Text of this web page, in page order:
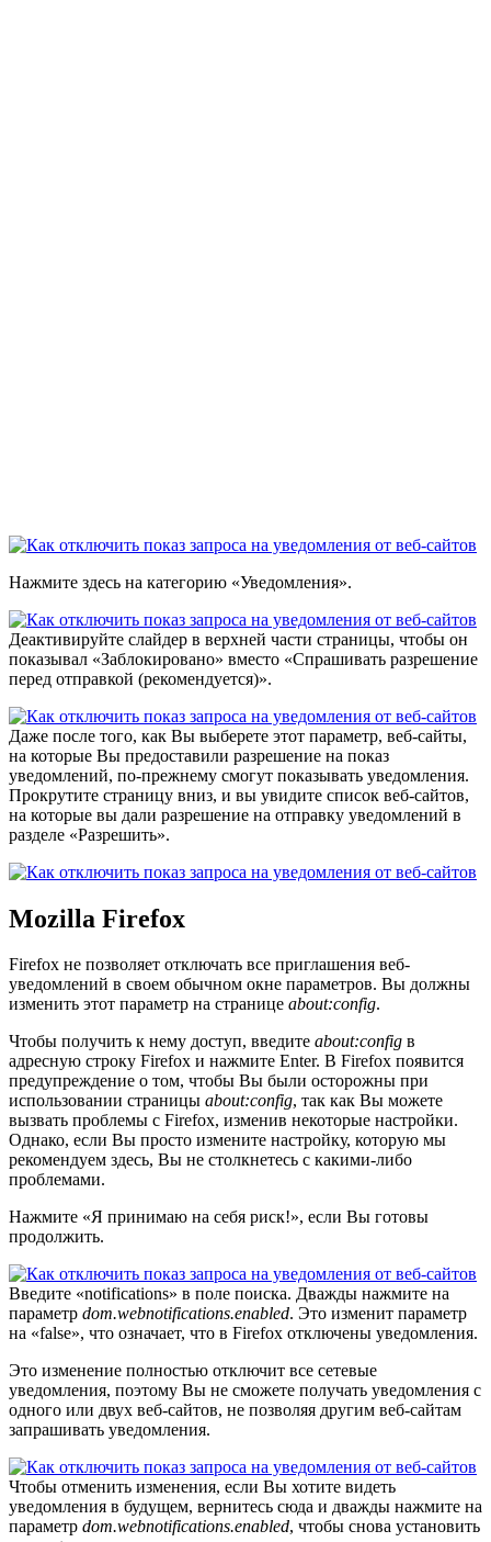
Нажмите здесь на категорию «Уведомления».
Деактивируйте слайдер в верхней части страницы, чтобы он
показывал «Заблокировано» вместо «Спрашивать разрешение
перед отправкой (рекомендуется)».
Даже после того, как Вы выберете этот параметр, веб-сайты,
на которые Вы предоставили разрешение на показ
уведомлений, по-прежнему смогут показывать уведомления.
Прокрутите страницу вниз, и вы увидите список веб-сайтов,
на которые вы дали разрешение на отправку уведомлений в
разделе «Разрешить».
Mozilla Firefox
Firefox не позволяет отключать все приглашения веб-
уведомлений в своем обычном окне параметров. Вы должны
изменить этот параметр на странице about:config.
Чтобы получить к нему доступ, введите about:config в
адресную строку Firefox и нажмите Enter. В Firefox появится
предупреждение о том, чтобы Вы были осторожны при
использовании страницы about:config, так как Вы можете
вызвать проблемы с Firefox, изменив некоторые настройки.
Однако, если Вы просто измените настройку, которую мы
рекомендуем здесь, Вы не столкнетесь с какими-либо
проблемами.
Нажмите «Я принимаю на себя риск!», если Вы готовы
продолжить.
Введите «notifications» в поле поиска. Дважды нажмите на
параметр dom.webnotifications.enabled. Это изменит параметр
на «false», что означает, что в Firefox отключены уведомления.
Это изменение полностью отключит все сетевые
уведомления, поэтому Вы не сможете получать уведомления с
одного или двух веб-сайтов, не позволяя другим веб-сайтам
запрашивать уведомления.
Чтобы отменить изменения, если Вы хотите видеть
уведомления в будущем, вернитесь сюда и дважды нажмите на
параметр dom.webnotifications.enabled, чтобы снова установить